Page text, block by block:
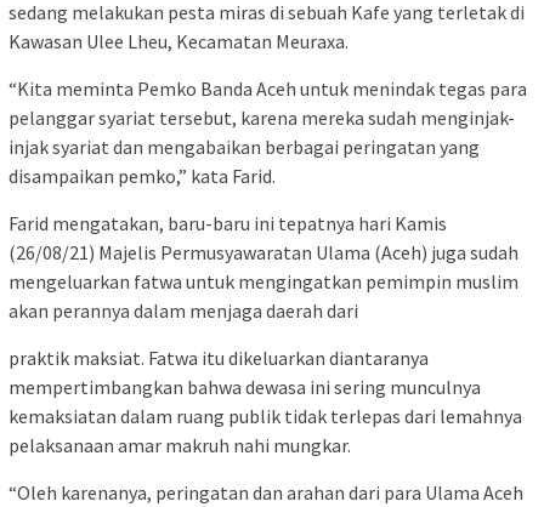
sedang melakukan pesta miras di sebuah Kafe yang terletak di
Kawasan Ulee Lheu, Kecamatan Meuraxa.
“Kita meminta Pemko Banda Aceh untuk menindak tegas para
pelanggar syariat tersebut, karena mereka sudah menginjak-
injak syariat dan mengabaikan berbagai peringatan yang
disampaikan pemko,” kata Farid.
Farid mengatakan, baru-baru ini tepatnya hari Kamis
(26/08/21) Majelis Permusyawaratan Ulama (Aceh) juga sudah
mengeluarkan fatwa untuk mengingatkan pemimpin muslim
akan perannya dalam menjaga daerah dari
praktik maksiat. Fatwa itu dikeluarkan diantaranya
mempertimbangkan bahwa dewasa ini sering munculnya
kemaksiatan dalam ruang publik tidak terlepas dari lemahnya
pelaksanaan amar makruh nahi mungkar.
“Oleh karenanya, peringatan dan arahan dari para Ulama Aceh